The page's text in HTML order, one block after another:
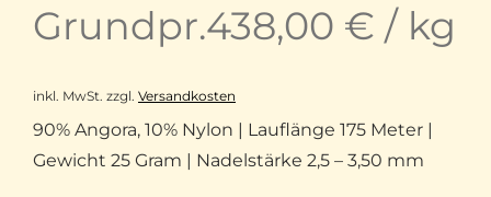
Grundpr.438,00 € / kg
inkl. MwSt. zzgl. Versandkosten
90% Angora, 10% Nylon | Lauflänge 175 Meter |
Gewicht 25 Gram | Nadelstärke 2,5 – 3,50 mm